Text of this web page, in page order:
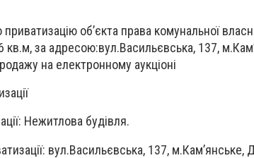
об’єкта права комунальної
кв.м, за адресою:вул.Васильєвська, 137,
на електронному аукціоні
Нежитлова будівля.
вул.Васильєвська, 137, м.Кам’янське,